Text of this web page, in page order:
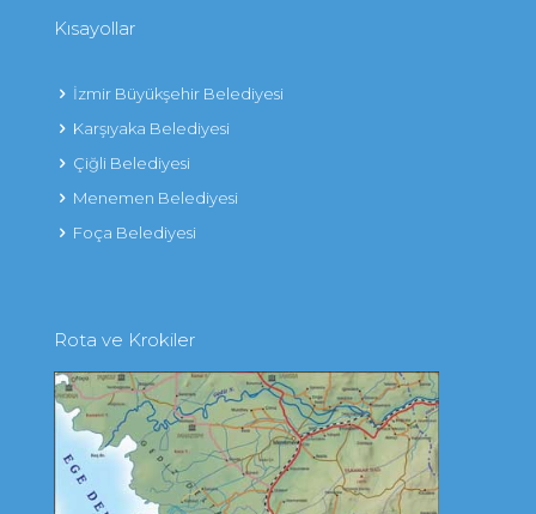
Kısayollar
İzmir Büyükşehir Belediyesi
Karşıyaka Belediyesi
Çiğli Belediyesi
Menemen Belediyesi
Foça Belediyesi
Rota ve Krokiler